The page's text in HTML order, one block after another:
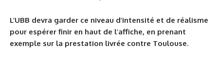
L’UBB devra garder ce niveau d’intensité et de réalisme
pour espérer finir en haut de l’affiche, en prenant
exemple sur la prestation livrée contre Toulouse.